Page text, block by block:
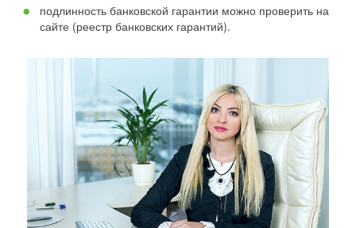
подлинность банковской гарантии можно проверить на
сайте (реестр банковских гарантий).